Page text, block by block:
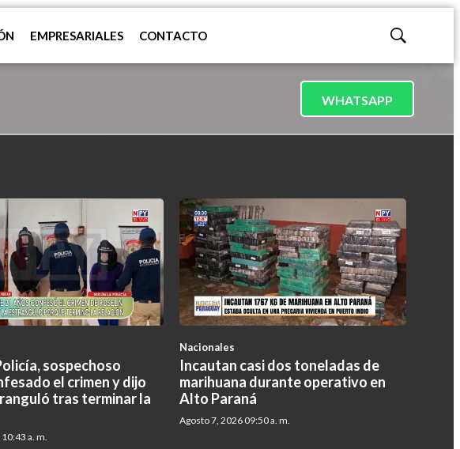
EMPRESARIALES CONTACTO
Mostrar
WHATSAPP
sospechoso
el crimen y dijo
tras terminar la
a. m.
Nacionales
Incautan casi dos toneladas de
marihuana durante operativo en
Alto Paraná
Agosto 7, 2026 09:50 a. m.